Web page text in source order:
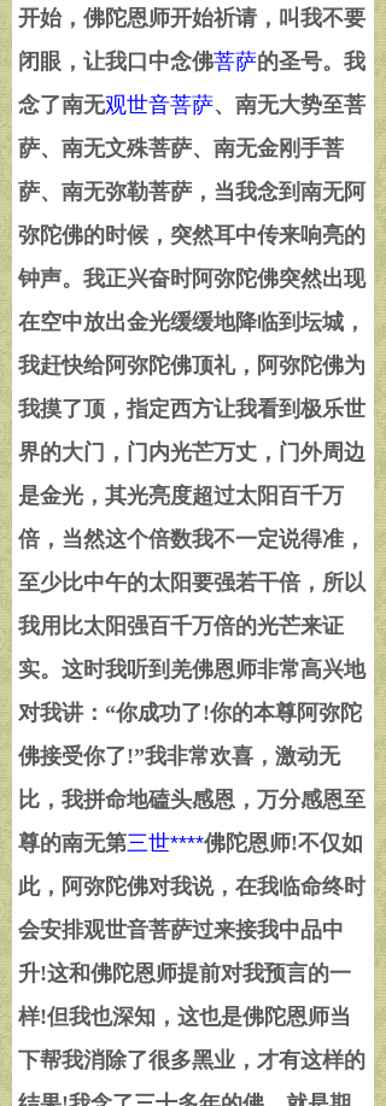
开始，佛陀恩师开始祈请，叫我不要
闭眼，让我口中念佛菩萨的圣号。我
念了南无观世音菩萨、南无大势至菩
萨、南无文殊菩萨、南无金刚手菩
萨、南无弥勒菩萨，当我念到南无阿
弥陀佛的时候，突然耳中传来响亮的
钟声。我正兴奋时阿弥陀佛突然出现
在空中放出金光缓缓地降临到坛城，
我赶快给阿弥陀佛顶礼，阿弥陀佛为
我摸了顶，指定西方让我看到极乐世
界的大门，门内光芒万丈，门外周边
是金光，其光亮度超过太阳百千万
倍，当然这个倍数我不一定说得准，
至少比中午的太阳要强若干倍，所以
我用比太阳强百千万倍的光芒来证
实。这时我听到羌佛恩师非常高兴地
对我讲： “你成功了!你的本尊阿弥陀
佛接受你了!”我非常欢喜，激动无
比，我拼命地磕头感恩，万分感恩至
尊的南无第三世****佛陀恩师!不仅如
此，阿弥陀佛对我说，在我临命终时
会安排观世音菩萨过来接我中品中
升!这和佛陀恩师提前对我预言的一
样!但我也深知，这也是佛陀恩师当
下帮我消除了很多黑业，才有这样的